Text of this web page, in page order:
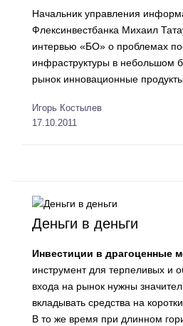
Начальник управления
Флексинвестбанка Михаил
интервью «БО» о проблемах
инфраструктуры в небольшом
рынок инновационные
Игорь Костылев
17.10.2011
Деньги в деньги
Инвестиции в драгоценные
инструмент для терпеливых и
входа на рынок нужны
вкладывать средства на
В то же время при длинном